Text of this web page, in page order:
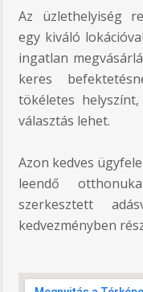
Az üzlethelyiség
egy kiváló
ingatlan
keres
tökéletes
választás lehet.
Azon kedves
leendő
szerkesztett
kedvezményben